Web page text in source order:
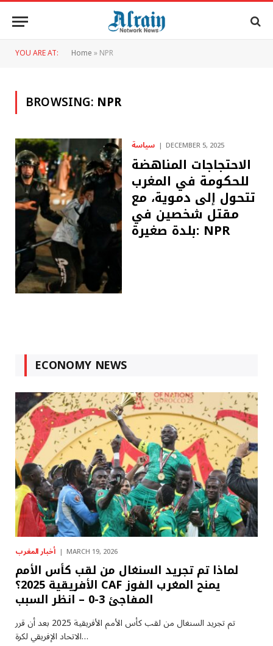
YOU ARE AT: Home»NPR
BROWSING: NPR
سياسة DECEMBER 5, 2025
الاحتجاجات المناهضة
للحكومة في المغرب
تتحول إلى دموية، مع
مقتل شخصين في
بلدة صغيرة: NPR
ECONOMY NEWS
أخبار المغرب MARCH 19, 2026
لماذا تم تجريد السنغال من لقب كأس الأمم
الأفريقية 2025؟ CAF يمنح المغرب الفوز
المفاجئ 3-0 – انظر السبب
تم تجريد السنغال من لقب كأس الأمم الأفريقية 2025 بعد أن قرر
الاتحاد الإفريقي لكرة…